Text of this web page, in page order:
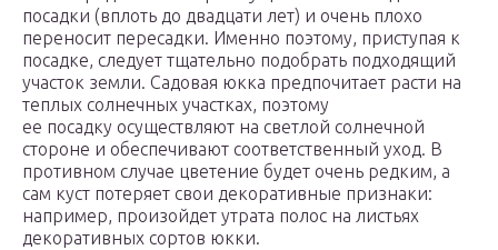
посадки (вплоть до двадцати лет) и очень плохо
переносит пересадки. Именно поэтому, приступая к
посадке, следует тщательно подобрать подходящий
участок земли. Садовая юкка предпочитает расти на
теплых солнечных участках, поэтому
ее посадку осуществляют на светлой солнечной
стороне и обеспечивают соответственный уход. В
противном случае цветение будет очень редким, а
сам куст потеряет свои декоративные признаки:
например, произойдет утрата полос на листьях
декоративных сортов юкки.